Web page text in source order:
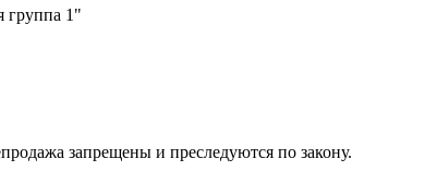
группа 1"
запрещены и преследуются по закону.